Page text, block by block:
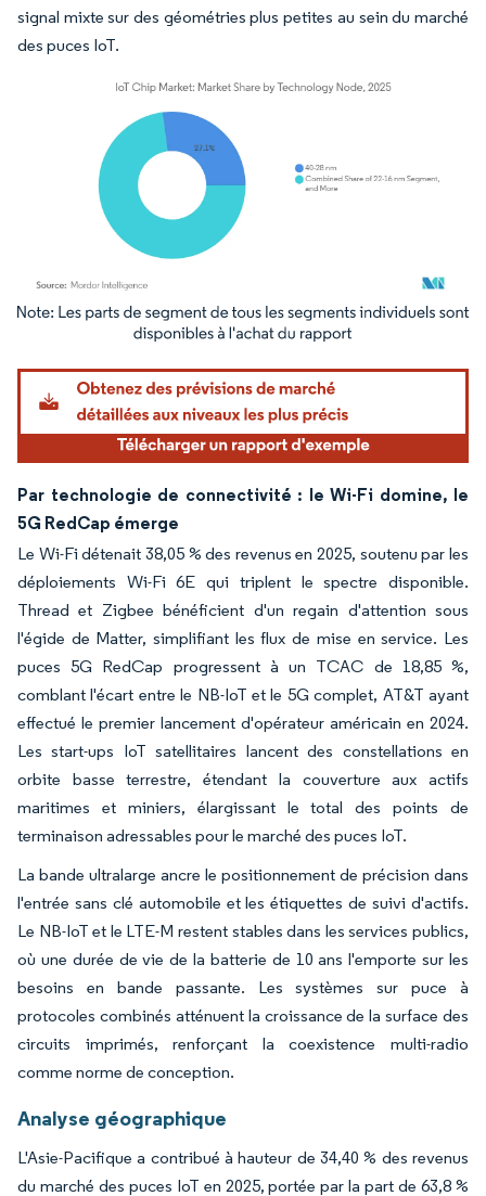
signal mixte sur des géométries plus petites au sein du marché
des puces IoT.
Image © Mordor Intelligence. La réutilisation nécessite une attribution sous CC BY
Par technologie de connectivité : le Wi-Fi domine, le
5G RedCap émerge
Le Wi-Fi détenait 38,05 % des revenus en 2025, soutenu par les
déploiements Wi-Fi 6E qui triplent le spectre disponible.
Thread et Zigbee bénéficient d'un regain d'attention sous
l'égide de Matter, simplifiant les flux de mise en service. Les
puces 5G RedCap progressent à un TCAC de 18,85 %,
comblant l'écart entre le NB-IoT et le 5G complet, AT&T ayant
effectué le premier lancement d'opérateur américain en 2024.
Les start-ups IoT satellitaires lancent des constellations en
orbite basse terrestre, étendant la couverture aux actifs
maritimes et miniers, élargissant le total des points de
terminaison adressables pour le marché des puces IoT.
La bande ultralarge ancre le positionnement de précision dans
l'entrée sans clé automobile et les étiquettes de suivi d'actifs.
Le NB-IoT et le LTE-M restent stables dans les services publics,
où une durée de vie de la batterie de 10 ans l'emporte sur les
besoins en bande passante. Les systèmes sur puce à
protocoles combinés atténuent la croissance de la surface des
circuits imprimés, renforçant la coexistence multi-radio
comme norme de conception.
Analyse géographique
L'Asie-Pacifique a contribué à hauteur de 34,40 % des revenus
du marché des puces IoT en 2025, portée par la part de 63,8 %